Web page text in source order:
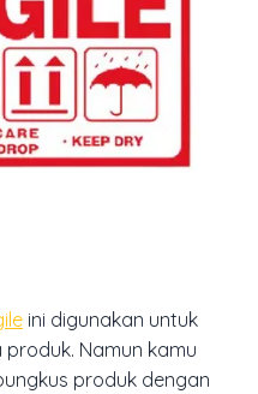
ini digunakan untuk
Namun kamu
produk dengan